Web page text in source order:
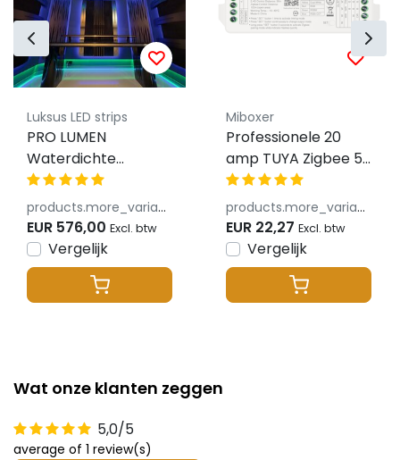
Luksus LED strips
PRO LUMEN
Waterdichte
RGBCCT LED strip
19W 1250LM 96LED
p/m 48VDC IP20
12mm - 20 meter
products.more_variants_available
EUR 576,00 Excl. btw
Vergelijk
Miboxer
Professionele 20
amp TUYA Zigbee 5-
in-1 LED controller
voor Single
Color/Dual
White/RGB/RGBW/
LED strips 12-24-48v
products.more_variants_available
EUR 22,27 Excl. btw
Vergelijk
Wat onze klanten zeggen
5,0/5
average of 1 review(s)